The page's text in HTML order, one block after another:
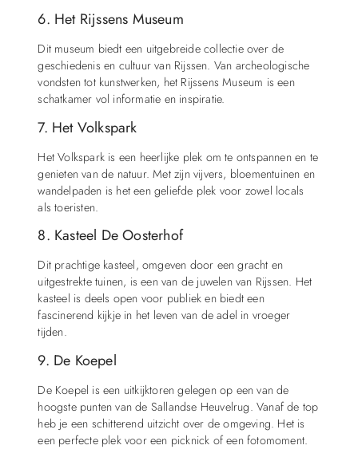
6. Het Rijssens Museum
Dit museum biedt een uitgebreide collectie over de
geschiedenis en cultuur van Rijssen. Van archeologische
vondsten tot kunstwerken, het Rijssens Museum is een
schatkamer vol informatie en inspiratie.
7. Het Volkspark
Het Volkspark is een heerlijke plek om te ontspannen en te
genieten van de natuur. Met zijn vijvers, bloementuinen en
wandelpaden is het een geliefde plek voor zowel locals
als toeristen.
8. Kasteel De Oosterhof
Dit prachtige kasteel, omgeven door een gracht en
uitgestrekte tuinen, is een van de juwelen van Rijssen. Het
kasteel is deels open voor publiek en biedt een
fascinerend kijkje in het leven van de adel in vroeger
tijden.
9. De Koepel
De Koepel is een uitkijktoren gelegen op een van de
hoogste punten van de Sallandse Heuvelrug. Vanaf de top
heb je een schitterend uitzicht over de omgeving. Het is
een perfecte plek voor een picknick of een fotomoment.